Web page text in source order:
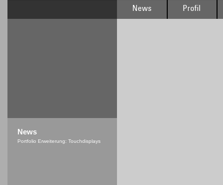
News
Portfolio Erweiterung: Touchdisplays